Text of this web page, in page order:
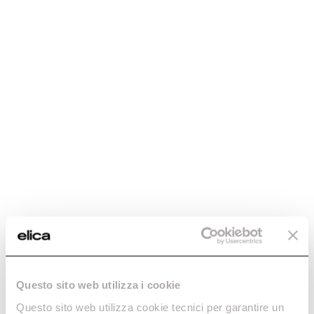
Questo sito web utilizza i cookie
Questo sito web utilizza cookie tecnici per garantire un